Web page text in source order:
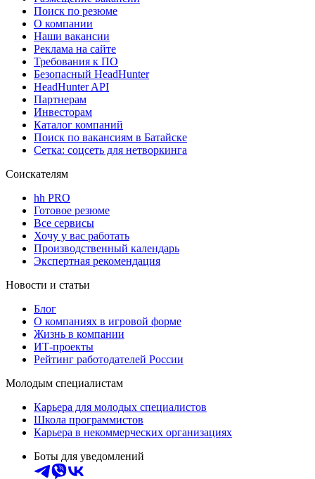
Поиск по резюме
О компании
Наши вакансии
Реклама на сайте
Требования к ПО
Безопасный HeadHunter
HeadHunter API
Партнерам
Инвесторам
Каталог компаний
Поиск по вакансиям в Батайске
Сетка: соцсеть для нетворкинга
Соискателям
hh PRO
Готовое резюме
Все сервисы
Хочу у вас работать
Производственный календарь
Экспертная рекомендация
Новости и статьи
Блог
О компаниях в игровой форме
Жизнь в компании
ИТ-проекты
Рейтинг работодателей России
Молодым специалистам
Карьера для молодых специалистов
Школа программистов
Карьера в некоммерческих организациях
Боты для уведомлений